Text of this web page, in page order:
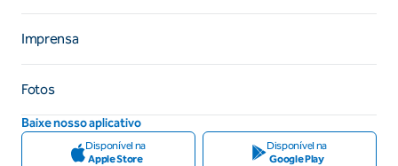
Imprensa
Fotos
Baixe nosso aplicativo
Disponível na
Apple Store
Disponível na
Google Play